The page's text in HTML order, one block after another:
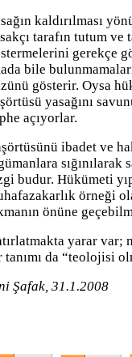
kaldırılması
tarafın tutum ve
gerekçe
bile
gösterir. Oysa
yasağını
açıyorlar.
ibadet ve
sığınılarak
budur. Hükümeti
örneği
önüne
yarar var;
tanımı da “teolojisi
Şafak, 31.1.2008